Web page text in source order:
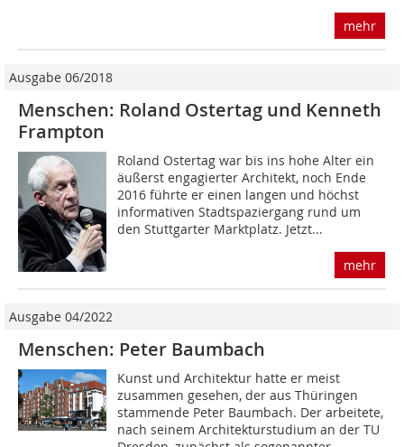
mehr
Ausgabe 06/2018
Menschen: Roland Ostertag und Kenneth
Frampton
Roland Ostertag war bis ins hohe Alter ein
äußerst engagierter Architekt, noch Ende
2016 führte er einen langen und höchst
informativen Stadtspaziergang rund um
den Stuttgarter Marktplatz. Jetzt...
mehr
Ausgabe 04/2022
Menschen: Peter Baumbach
Kunst und Architektur hatte er meist
zusammen gesehen, der aus Thüringen
stammende Peter Baumbach. Der arbeitete,
nach seinem Architekturstudium an der TU